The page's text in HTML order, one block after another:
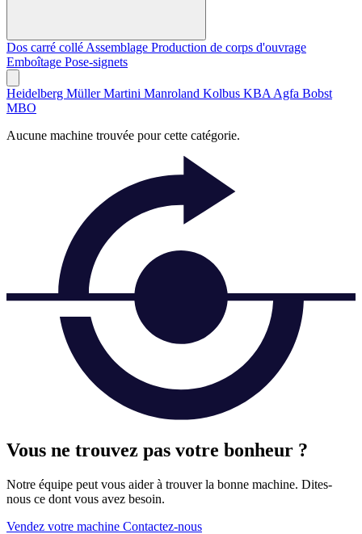
Dos carré collé Assemblage Production de corps d'ouvrage
Emboîtage Pose-signets
Heidelberg Müller Martini Manroland Kolbus KBA Agfa Bobst
MBO
Aucune machine trouvée pour cette catégorie.
Vous ne trouvez pas votre bonheur ?
Notre équipe peut vous aider à trouver la bonne machine. Dites-
nous ce dont vous avez besoin.
Vendez votre machine Contactez-nous